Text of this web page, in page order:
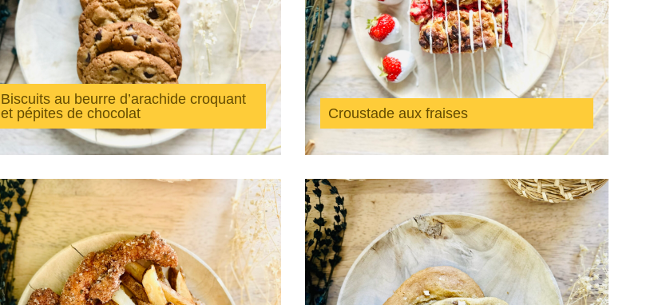
Biscuits au beurre d’arachide croquant
et pépites de chocolat
Croustade aux fraises